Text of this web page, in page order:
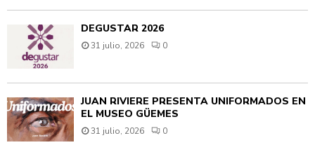
DEGUSTAR 2026
31 julio, 2026 0
JUAN RIVIÈRE PRESENTA UNIFORMADOS EN
EL MUSEO GÜEMES
31 julio, 2026 0